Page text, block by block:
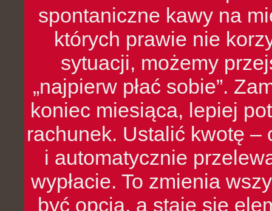
spontaniczne kawy na
których prawie nie
sytuacji, możemy
„najpierw płać sobie”.
koniec miesiąca, lepiej
rachunek. Ustalić kwotę
i automatycznie
wypłacie. To zmienia
być opcją, a staje się